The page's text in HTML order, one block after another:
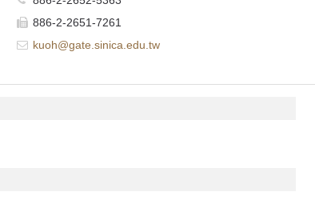
886-2-2651-7261
kuoh@gate.sinica.edu.tw